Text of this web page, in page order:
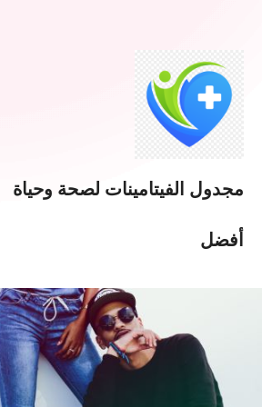
مجدول الفيتامينات لصحة وحياة
أفضل